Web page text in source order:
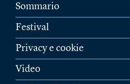
Sommario
Festival
Privacy e cookie
Video